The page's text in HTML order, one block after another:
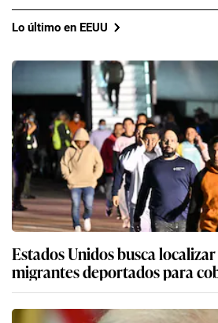
Lo último en EEUU
Estados Unidos busca
migrantes deportados para